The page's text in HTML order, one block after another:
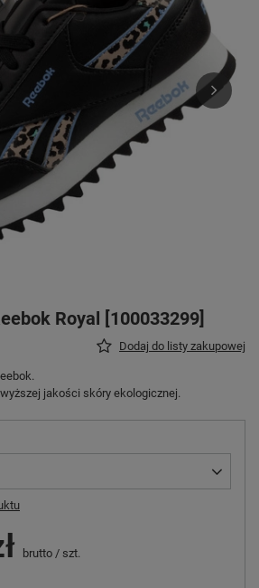
Royal [100033299]
Dodaj do listy zakupowej
jakości skóry ekologicznej.
brutto / szt.